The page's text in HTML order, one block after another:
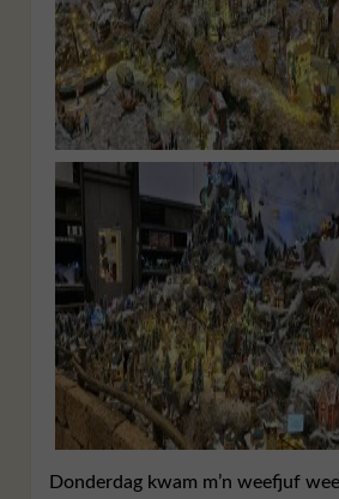
Donderdag kwam m’n weefjuf